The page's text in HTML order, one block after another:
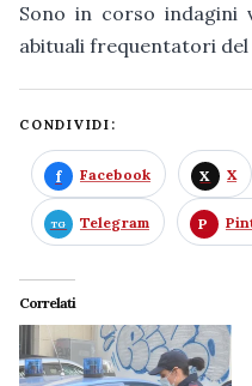
Sono in corso indagini
abituali frequentatori del
CONDIVIDI:
Facebook X
Telegram
Correlati